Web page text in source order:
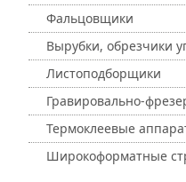
Фальцовщики
Вырубки, обрезчики
Листоподборщики
Гравировально-
Термоклеевые
Широкоформатные